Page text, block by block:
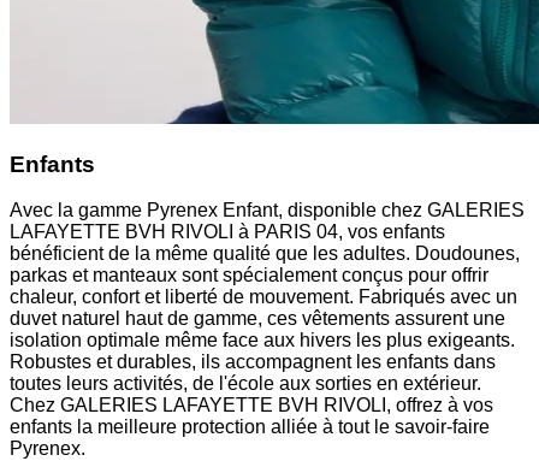
Enfants
Avec la gamme Pyrenex Enfant, disponible chez GALERIES
LAFAYETTE BVH RIVOLI à PARIS 04, vos enfants
bénéficient de la même qualité que les adultes. Doudounes,
parkas et manteaux sont spécialement conçus pour offrir
chaleur, confort et liberté de mouvement. Fabriqués avec un
duvet naturel haut de gamme, ces vêtements assurent une
isolation optimale même face aux hivers les plus exigeants.
Robustes et durables, ils accompagnent les enfants dans
toutes leurs activités, de l'école aux sorties en extérieur.
Chez GALERIES LAFAYETTE BVH RIVOLI, offrez à vos
enfants la meilleure protection alliée à tout le savoir-faire
Pyrenex.